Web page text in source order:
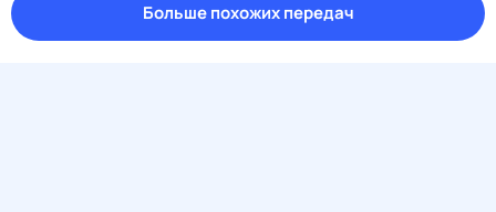
Больше похожих передач